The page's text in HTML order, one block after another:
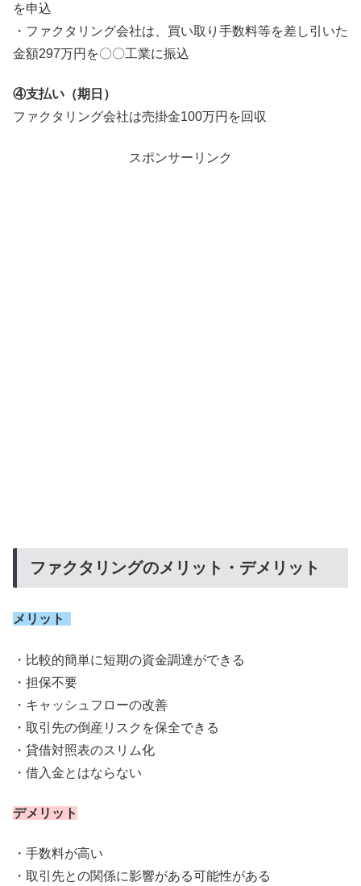
を申込
・ファクタリング会社は、買い取り手数料等を差し引いた
金額297万円を〇〇工業に振込
④支払い（期日）
ファクタリング会社は売掛金100万円を回収
スポンサーリンク
ファクタリングのメリット・デメリット
メリット
・比較的簡単に短期の資金調達ができる
・担保不要
・キャッシュフローの改善
・取引先の倒産リスクを保全できる
・貸借対照表のスリム化
・借入金とはならない
デメリット
・手数料が高い
・取引先との関係に影響がある可能性がある